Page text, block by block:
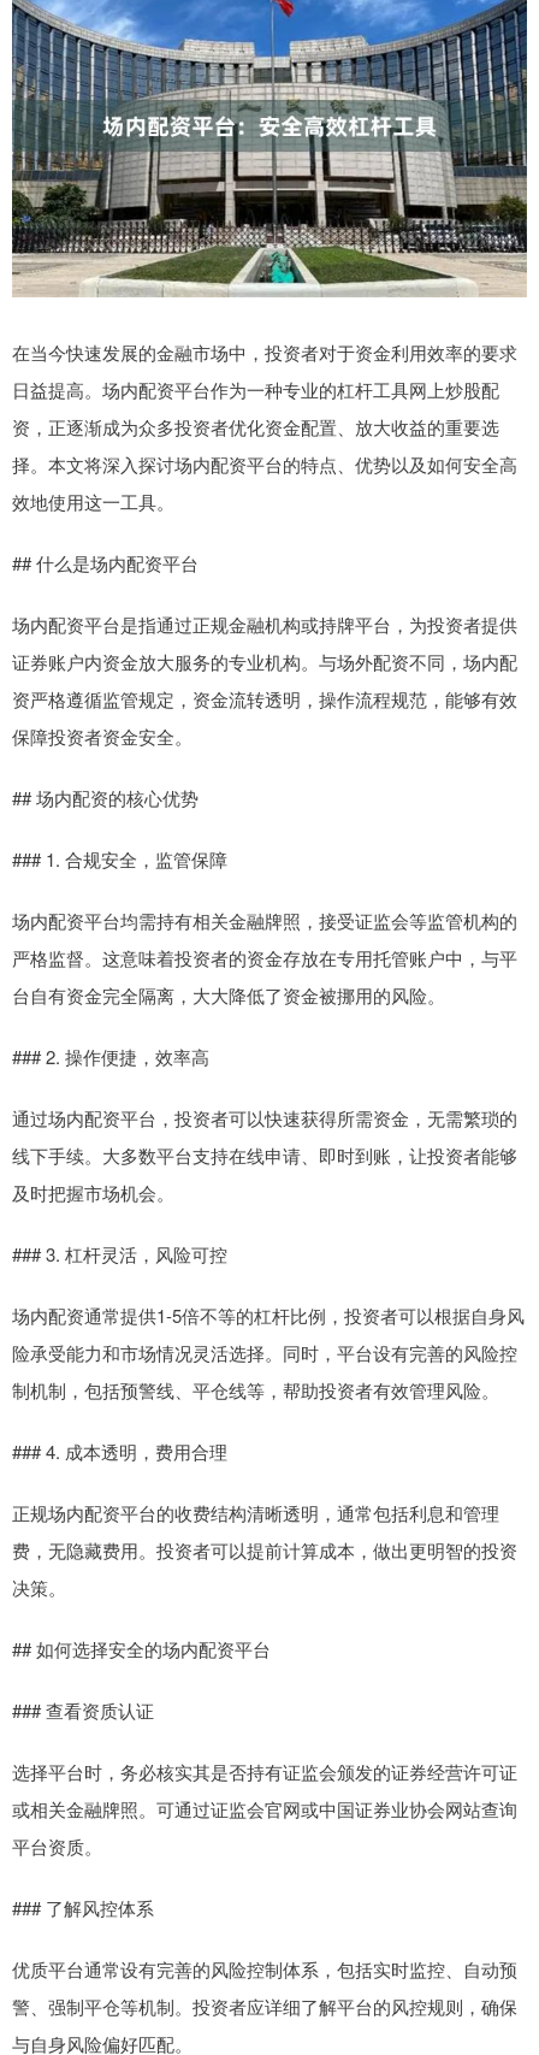
在当今快速发展的金融市场中，投资者对于资金利用效率的要求
日益提高。场内配资平台作为一种专业的杠杆工具网上炒股配
资，正逐渐成为众多投资者优化资金配置、放大收益的重要选
择。本文将深入探讨场内配资平台的特点、优势以及如何安全高
效地使用这一工具。
## 什么是场内配资平台
场内配资平台是指通过正规金融机构或持牌平台，为投资者提供
证券账户内资金放大服务的专业机构。与场外配资不同，场内配
资严格遵循监管规定，资金流转透明，操作流程规范，能够有效
保障投资者资金安全。
## 场内配资的核心优势
### 1. 合规安全，监管保障
场内配资平台均需持有相关金融牌照，接受证监会等监管机构的
严格监督。这意味着投资者的资金存放在专用托管账户中，与平
台自有资金完全隔离，大大降低了资金被挪用的风险。
### 2. 操作便捷，效率高
通过场内配资平台，投资者可以快速获得所需资金，无需繁琐的
线下手续。大多数平台支持在线申请、即时到账，让投资者能够
及时把握市场机会。
### 3. 杠杆灵活，风险可控
场内配资通常提供1-5倍不等的杠杆比例，投资者可以根据自身风
险承受能力和市场情况灵活选择。同时，平台设有完善的风险控
制机制，包括预警线、平仓线等，帮助投资者有效管理风险。
### 4. 成本透明，费用合理
正规场内配资平台的收费结构清晰透明，通常包括利息和管理
费，无隐藏费用。投资者可以提前计算成本，做出更明智的投资
决策。
## 如何选择安全的场内配资平台
### 查看资质认证
选择平台时，务必核实其是否持有证监会颁发的证券经营许可证
或相关金融牌照。可通过证监会官网或中国证券业协会网站查询
平台资质。
### 了解风控体系
优质平台通常设有完善的风险控制体系，包括实时监控、自动预
警、强制平仓等机制。投资者应详细了解平台的风控规则，确保
与自身风险偏好匹配。